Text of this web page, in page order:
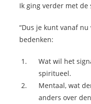
Ik ging verder met de
“Dus je kunt vanaf
bedenken:
Wat wil het
spiritueel.
Mentaal, wat
anders over